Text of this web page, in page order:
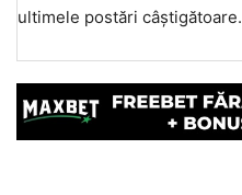
ultimele postări câștigătoare.